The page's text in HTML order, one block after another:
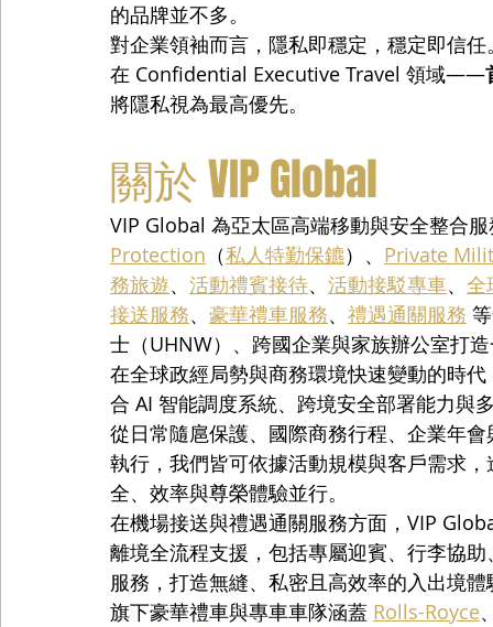
的品牌並不多。
對企業領袖而言，隱私即穩定，穩定即信任
在 Confidential Executive Travel 領域——
將隱私視為最高優先。
關於 VIP Global
VIP Global 為亞太區高端移動與安全整合
Protection （私人特勤保鑣）、 Private
務旅遊、 活動禮賓接待、 活動接駁專車、 全
接送服務、 豪華禮車服務、 禮遇通關服務
士（UHNW）、跨國企業與家族辦公室打
在全球政經局勢與商務環境快速變動的時
合 AI 智能調度系統、跨境安全部署能力與
從日常隨扈保護、國際商務行程、企業年
執行，我們皆可依據活動規模與客戶需求
全、效率與尊榮體驗並行。
在機場接送與禮遇通關服務方面，VIP
離境全流程支援，包括專屬迎賓、行李協
服務，打造無縫、私密且高效率的入出境體
旗下豪華禮車與專車車隊涵蓋 Rolls-Royce